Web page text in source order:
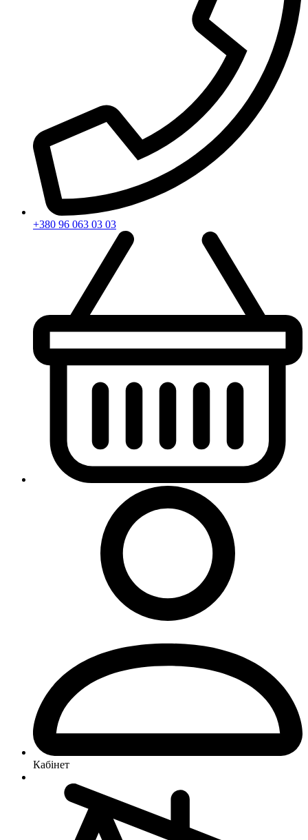
+380 96 063 03 03
Кабінет